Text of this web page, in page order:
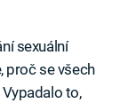
sexuální
proč se všech
to,